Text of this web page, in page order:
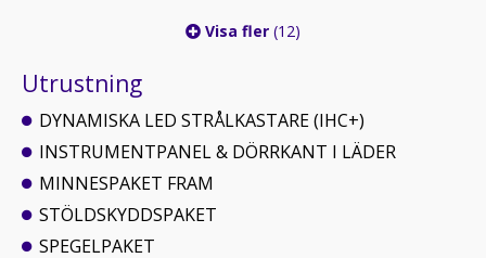
Visa fler (12)
Utrustning
DYNAMISKA LED STRÅLKASTARE (IHC+)
INSTRUMENTPANEL & DÖRRKANT I LÄDER
MINNESPAKET FRAM
STÖLDSKYDDSPAKET
SPEGELPAKET